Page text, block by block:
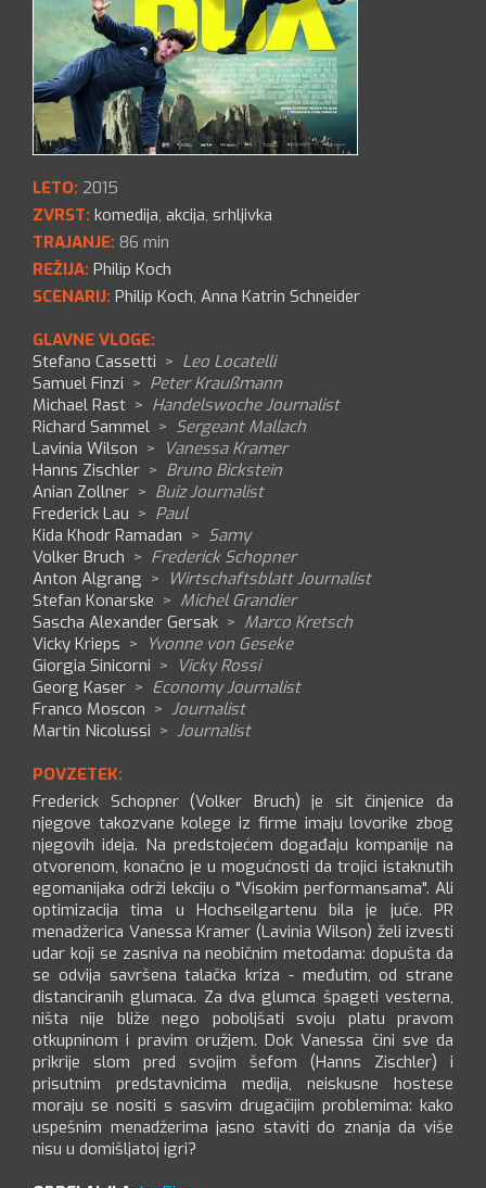
LETO: 2015
ZVRST: komedija, akcija, srhljivka
TRAJANJE: 86 min
REŽIJA: Philip Koch
SCENARIJ: Philip Koch, Anna Katrin Schneider
GLAVNE VLOGE:
Stefano Cassetti > Leo Locatelli
Samuel Finzi > Peter Kraußmann
Michael Rast > Handelswoche Journalist
Richard Sammel > Sergeant Mallach
Lavinia Wilson > Vanessa Kramer
Hanns Zischler > Bruno Bickstein
Anian Zollner > Buiz Journalist
Frederick Lau > Paul
Kida Khodr Ramadan > Samy
Volker Bruch > Frederick Schopner
Anton Algrang > Wirtschaftsblatt Journalist
Stefan Konarske > Michel Grandier
Sascha Alexander Gersak > Marco Kretsch
Vicky Krieps > Yvonne von Geseke
Giorgia Sinicorni > Vicky Rossi
Georg Kaser > Economy Journalist
Franco Moscon > Journalist
Martin Nicolussi > Journalist
POVZETEK:
Frederick Schopner (Volker Bruch) je sit činjenice da
njegove takozvane kolege iz firme imaju lovorike zbog
njegovih ideja. Na predstojećem događaju kompanije na
otvorenom, konačno je u mogućnosti da trojici istaknutih
egomanijaka održi lekciju o "Visokim performansama". Ali
optimizacija tima u Hochseilgartenu bila je juče. PR
menadžerica Vanessa Kramer (Lavinia Wilson) želi izvesti
udar koji se zasniva na neobičnim metodama: dopušta da
se odvija savršena talačka kriza - međutim, od strane
distanciranih glumaca. Za dva glumca špageti vesterna,
ništa nije bliže nego poboljšati svoju platu pravom
otkupninom i pravim oružjem. Dok Vanessa čini sve da
prikrije slom pred svojim šefom (Hanns Zischler) i
prisutnim predstavnicima medija, neiskusne hostese
moraju se nositi s sasvim drugačijim problemima: kako
uspešnim menadžerima jasno staviti do znanja da više
nisu u domišljatoj igri?